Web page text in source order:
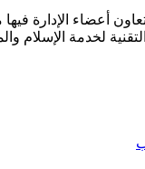
أعضاء الإدارة فيها
لخدمة الإسلام